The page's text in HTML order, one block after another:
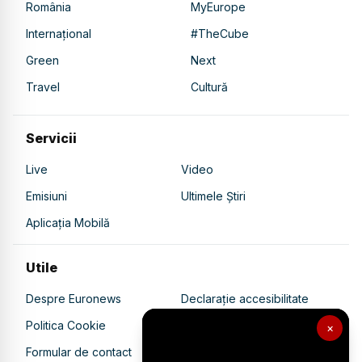
×
România
MyEurope
Internațional
#TheCube
Green
Next
Travel
Cultură
Servicii
Live
Video
Emisiuni
Ultimele Știri
Aplicația Mobilă
Utile
Despre Euronews
Declarație accesibilitate
Politica Cookie
Politica de confidențialitate
Formular de contact